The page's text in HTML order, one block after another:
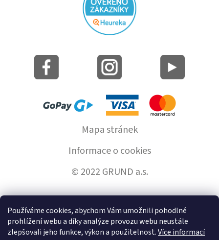
Používáme cookies, abychom Vám umožnili pohodlné
prohlížení webu a díky analýze provozu webu neustále
zlepšovali jeho funkce, výkon a použitelnost.Více informací
Mapa stránek
Informace o cookies
© 2022 GRUND a.s.
Vytvořil Shoptet